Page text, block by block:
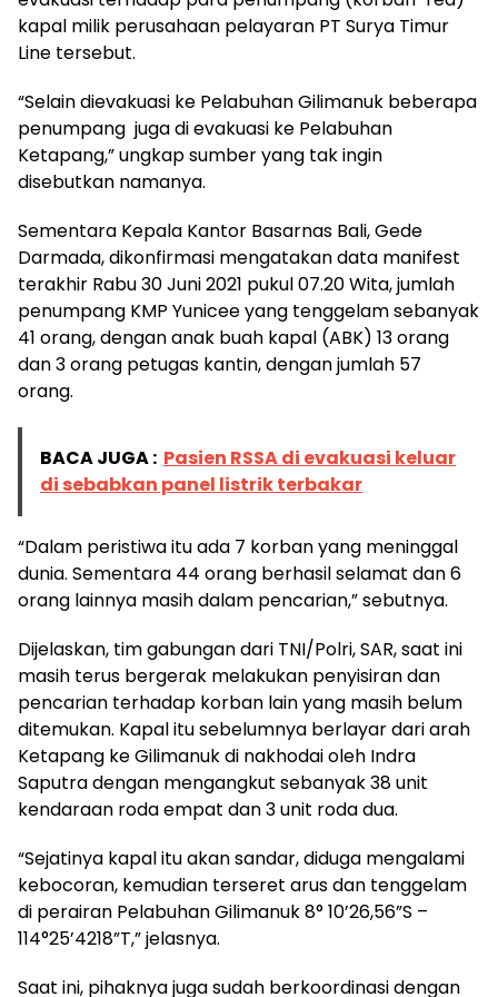
kapal milik perusahaan pelayaran PT Surya Timur
Line tersebut.
“Selain dievakuasi ke Pelabuhan Gilimanuk beberapa
penumpang juga di evakuasi ke Pelabuhan
Ketapang,” ungkap sumber yang tak ingin
disebutkan namanya.
Sementara Kepala Kantor Basarnas Bali, Gede
Darmada, dikonfirmasi mengatakan data manifest
terakhir Rabu 30 Juni 2021 pukul 07.20 Wita, jumlah
penumpang KMP Yunicee yang tenggelam sebanyak
41 orang, dengan anak buah kapal (ABK) 13 orang
dan 3 orang petugas kantin, dengan jumlah 57
orang.
BACA JUGA : Pasien RSSA di evakuasi keluar
di sebabkan panel listrik terbakar
“Dalam peristiwa itu ada 7 korban yang meninggal
dunia. Sementara 44 orang berhasil selamat dan 6
orang lainnya masih dalam pencarian,” sebutnya.
Dijelaskan, tim gabungan dari TNI/Polri, SAR, saat ini
masih terus bergerak melakukan penyisiran dan
pencarian terhadap korban lain yang masih belum
ditemukan. Kapal itu sebelumnya berlayar dari arah
Ketapang ke Gilimanuk di nakhodai oleh Indra
Saputra dengan mengangkut sebanyak 38 unit
kendaraan roda empat dan 3 unit roda dua.
“Sejatinya kapal itu akan sandar, diduga mengalami
kebocoran, kemudian terseret arus dan tenggelam
di perairan Pelabuhan Gilimanuk 8° 10’26,56”S –
114°25’4218”T,” jelasnya.
Saat ini, pihaknya juga sudah berkoordinasi dengan